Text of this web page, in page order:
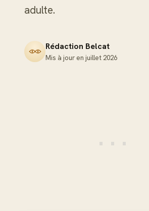
adulte.
Rédaction Belcat
Mis à jour en juillet 2026